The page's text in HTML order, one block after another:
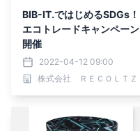
BIB-IT.ではじめるSDGs！
エコトレードキャンペーン
開催
2022-04-12 09:00
株式会社 ＲＥＣＯＬＴＺ